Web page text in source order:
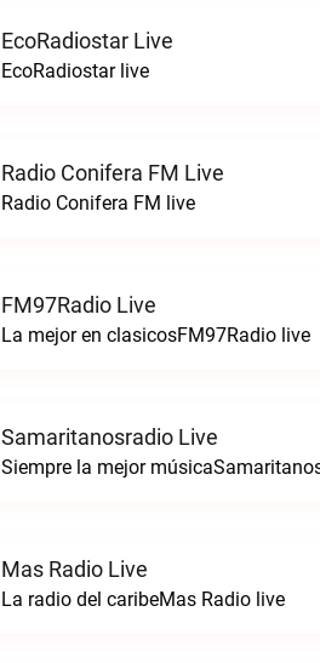
EcoRadiostar Live
EcoRadiostar live
Radio Conifera FM Live
Radio Conifera FM live
FM97Radio Live
La mejor en clasicosFM97Radio live
Samaritanosradio Live
Siempre la mejor
Mas Radio Live
La radio del caribeMas Radio live